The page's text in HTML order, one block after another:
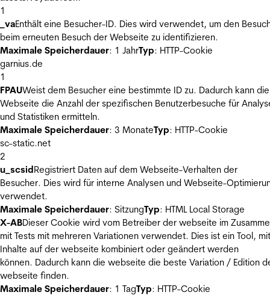
1
_vaEnthält eine Besucher-ID. Dies wird verwendet, um den
beim erneuten Besuch der Webseite zu identifizieren.
Maximale Speicherdauer: 1 JahrTyp: HTTP-Cookie
garnius.de
1
FPAUWeist dem Besucher eine bestimmte ID zu. Dadurch kann die
Webseite die Anzahl der spezifischen Benutzerbesuche für
und Statistiken ermitteln.
Maximale Speicherdauer: 3 MonateTyp: HTTP-Cookie
sc-static.net
2
u_scsidRegistriert Daten auf dem Webseite-Verhalten der
Besucher. Dies wird für interne Analysen und Webseite-
verwendet.
Maximale Speicherdauer: SitzungTyp: HTML Local Storage
X-ABDieser Cookie wird vom Betreiber der webseite im
mit Tests mit mehreren Variationen verwendet. Dies ist ein Tool,
Inhalte auf der webseite kombiniert oder geändert werden
können. Dadurch kann die webseite die beste Variation / Edition
webseite finden.
Maximale Speicherdauer: 1 TagTyp: HTTP-Cookie